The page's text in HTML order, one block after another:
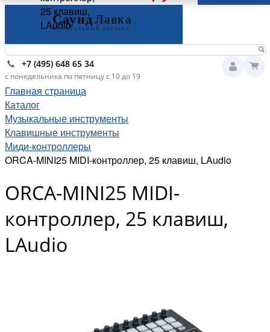
+7 (495) 648 65 34
с понедельника по пятницу с 10 до 19
Главная страница
Каталог
Музыкальные инструменты
Клавишные инструменты
Миди-контроллеры
ORCA-MINI25 MIDI-контроллер, 25 клавиш, LAudio
ORCA-MINI25 MIDI-
контроллер, 25 клавиш,
LAudio
25 клавиш,
LAudio